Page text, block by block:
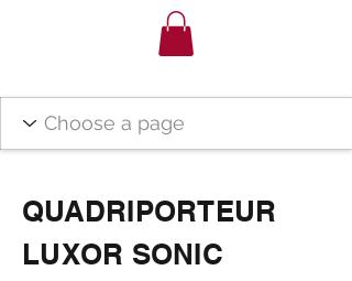
QUADRIPORTEUR
LUXOR SONIC